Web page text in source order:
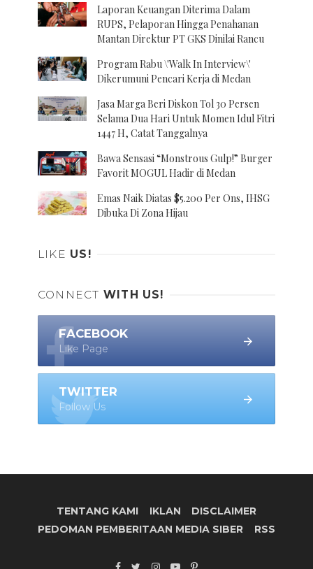
Laporan Keuangan Diterima Dalam
RUPS, Pelaporan Hingga Penahanan
Mantan Direktur PT GKS Dinilai Rancu
Program Rabu \'Walk In Interview\'
Dikerumuni Pencari Kerja di Medan
Jasa Marga Beri Diskon Tol 30 Persen
Selama Dua Hari Untuk Momen Idul Fitri
1447 H, Catat Tanggalnya
Bawa Sensasi “Monstrous Gulp!” Burger
Favorit MOGUL Hadir di Medan
Emas Naik Diatas $5.200 Per Ons, IHSG
Dibuka Di Zona Hijau
LIKE US!
CONNECT WITH US!
FACEBOOK
Like Page
TWITTER
Follow Us
TENTANG KAMI IKLAN
DISCLAIMER
PEDOMAN PEMBERITAAN MEDIA SIBER
RSS